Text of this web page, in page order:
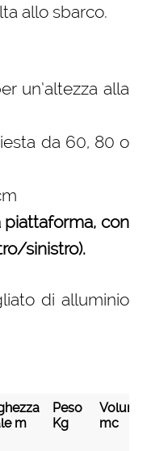
allo sbarco.
un’altezza alla
da 60, 80 o
con
sinistro).
di alluminio
m
Peso
Kg
Volume
mc